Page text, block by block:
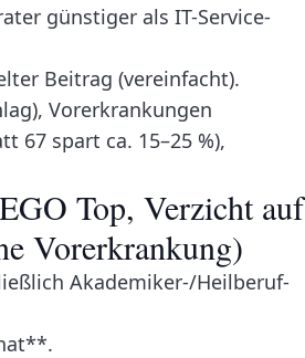
günstiger als IT-Service-
Beitrag (vereinfacht).
Vorerkrankungen
67 spart ca. 15–25 %),
Top, Verzicht auf
Vorerkrankung)
Akademiker-/Heilberuf-